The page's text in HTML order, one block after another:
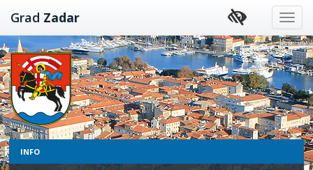
Preskoči
na
sadržaj
Grad Zadar
INFO